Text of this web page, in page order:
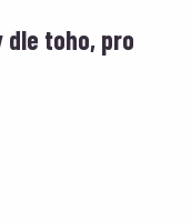
toho, pro